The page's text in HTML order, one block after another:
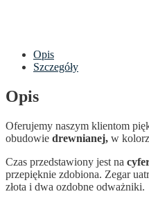
Opis
Szczegóły
Opis
Oferujemy naszym klientom
obudowie drewnianej, w
Czas przedstawiony jest na
przepięknie zdobiona. Zegar
złota i dwa ozdobne odważniki.